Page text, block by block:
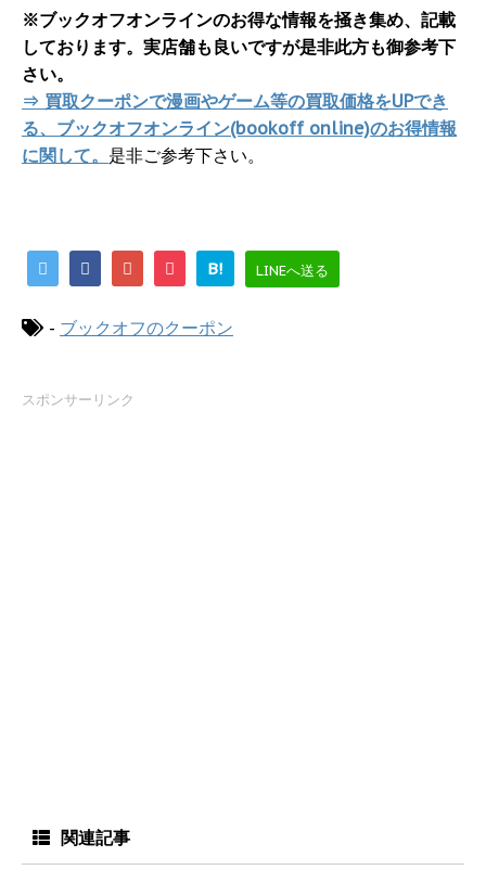
※ブックオフオンラインのお得な情報を掻き集め、記載
しております。実店舗も良いですが是非此方も御参考下
さい。
⇒ 買取クーポンで漫画やゲーム等の買取価格をUPでき
る、ブックオフオンライン(bookoff online)のお得情報
に関して。 是非ご参考下さい。
B! LINEへ送る
- ブックオフのクーポン
スポンサーリンク
関連記事